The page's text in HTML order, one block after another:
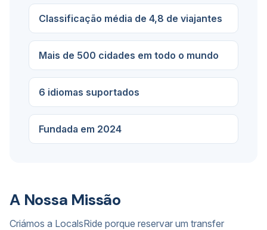
Classificação média de 4,8 de viajantes
Mais de 500 cidades em todo o mundo
6 idiomas suportados
Fundada em 2024
A Nossa Missão
Criámos a LocalsRide porque reservar um transfer